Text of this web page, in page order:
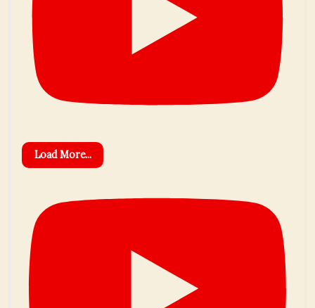
Load More...